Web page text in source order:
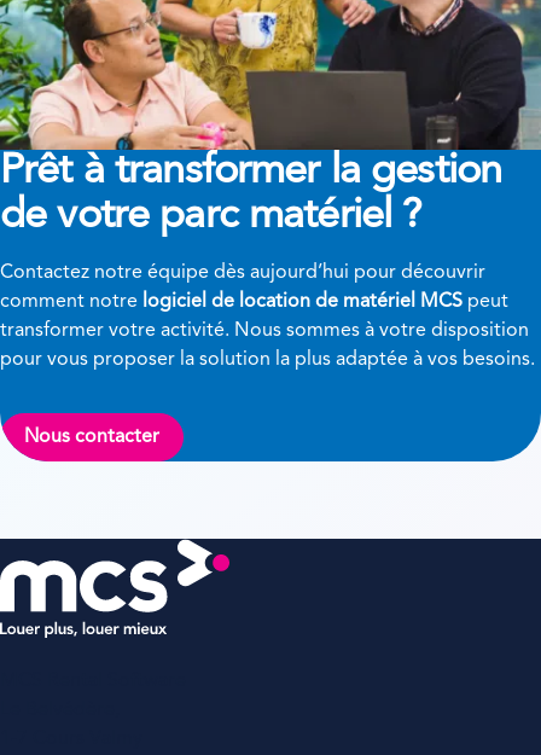
Prêt à transformer la gestion
de votre parc matériel ?
Contactez notre équipe dès aujourd’hui pour découvrir
comment notre logiciel de location de matériel MCS peut
transformer votre activité. Nous sommes à votre disposition
pour vous proposer la solution la plus adaptée à vos besoins.
Nous contacter